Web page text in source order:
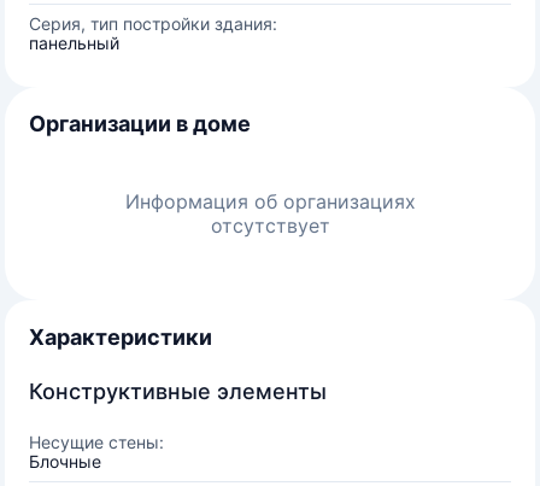
Серия, тип постройки здания:
панельный
Организации в доме
Информация об организациях
отсутствует
Характеристики
Конструктивные элементы
Несущие стены:
Блочные